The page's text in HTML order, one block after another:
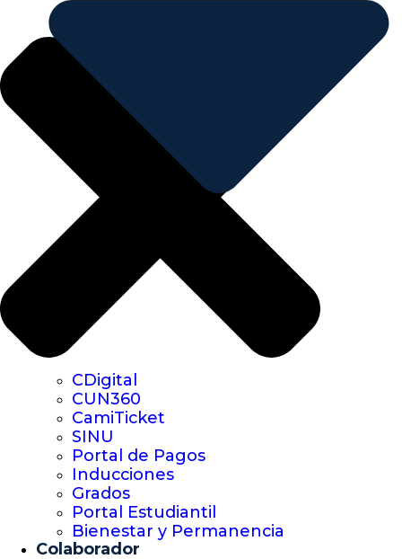
CDigital
CUN360
CamiTicket
SINU
Portal de Pagos
Inducciones
Grados
Portal Estudiantil
Bienestar y Permanencia
Colaborador